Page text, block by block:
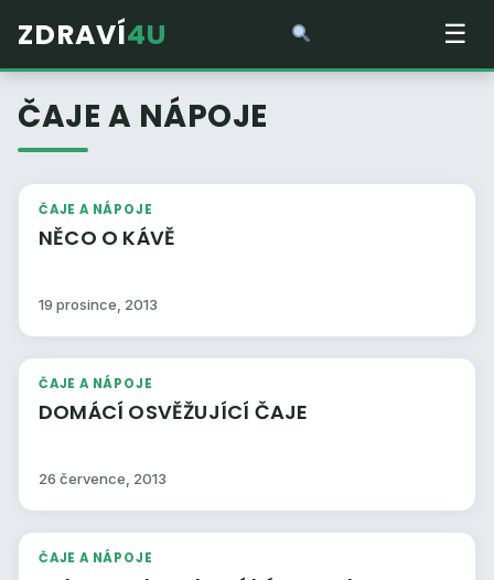
ZDRAVÍ4U ☰
ČAJE A NÁPOJE
ČAJE A NÁPOJE
NĚCO O KÁVĚ
19 prosince, 2013
ČAJE A NÁPOJE
DOMÁCÍ OSVĚŽUJÍCÍ ČAJE
26 července, 2013
ČAJE A NÁPOJE